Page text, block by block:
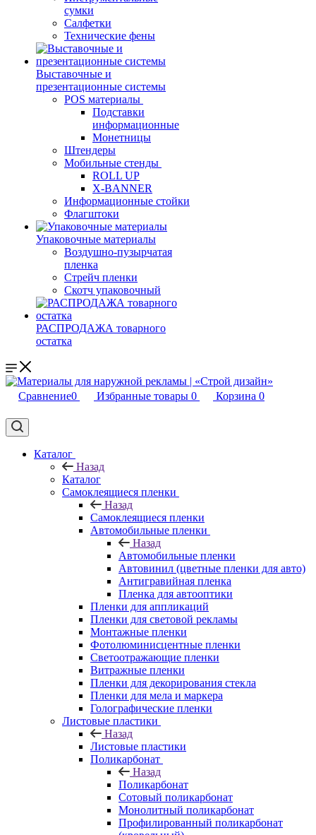
сумки
Салфетки
Технические фены
Выставочные и
презентационные системы
POS материалы
Подставки
информационные
Монетницы
Штендеры
Мобильные стенды
ROLL UP
X-BANNER
Информационные стойки
Флагштоки
Упаковочные материалы
Воздушно-пузырчатая
пленка
Стрейч пленки
Скотч упаковочный
РАСПРОДАЖА товарного
остатка
Сравнение0 Избранные товары 0 Корзина 0
Каталог
Назад
Каталог
Самоклеящиеся пленки
Назад
Самоклеящиеся пленки
Автомобильные пленки
Назад
Автомобильные пленки
Автовинил (цветные пленки для авто)
Антигравийная пленка
Пленка для автооптики
Пленки для аппликаций
Пленки для световой рекламы
Монтажные пленки
Фотолюминисцентные пленки
Светоотражающие пленки
Витражные пленки
Пленки для декорирования стекла
Пленки для мела и маркера
Голографические пленки
Листовые пластики
Назад
Листовые пластики
Поликарбонат
Назад
Поликарбонат
Сотовый поликарбонат
Монолитный поликарбонат
Профилированный поликарбонат